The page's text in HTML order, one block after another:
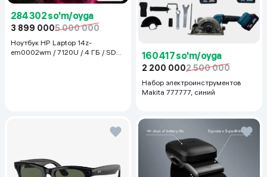
284 302 so'm/oyga
3 899 0005 000 000
Ноутбук HP Laptop 14z-
em0002wm / 7120U / 4 ГБ / SDD
160 417 so'm/oyga
2 200 0002 500 000
Набор электроинструментов
Makita 777777, синий